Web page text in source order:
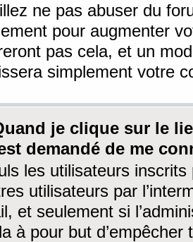
ne pas abuser du
pour augmenter
pas cela, et un
simplement votre
je clique sur le
demandé de me
les utilisateurs
utilisateurs par
et seulement si
à pour but